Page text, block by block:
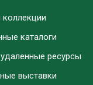
каталоги
ресурсы
выставки